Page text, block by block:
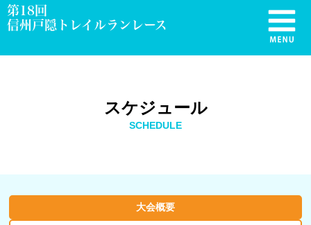
第18回
信州戸隠トレイルランレース
スケジュール
SCHEDULE
大会概要